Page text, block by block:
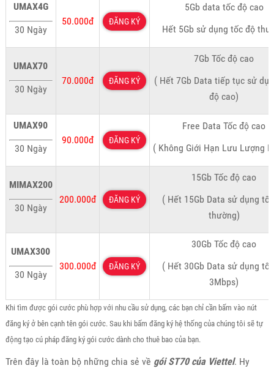
UMAX4G
30 Ngày
50.000đ ĐĂNG KÝ
5Gb data tốc độ cao
Hết 5Gb sử dụng tốc độ
UMAX70
30 Ngày
70.000đ ĐĂNG KÝ
7Gb Tốc độ cao
( Hết 7Gb Data tiếp tục sử
độ cao)
UMAX90
30 Ngày
90.000đ ĐĂNG KÝ
Free Data Tốc độ cao
( Không Giới Hạn Lưu Lượng
MIMAX200
30 Ngày
200.000đ ĐĂNG KÝ
15Gb Tốc độ cao
( Hết 15Gb Data sử dụng
thường)
UMAX300
30 Ngày
300.000đ ĐĂNG KÝ
30Gb Tốc độ cao
( Hết 30Gb Data sử dụng
3Mbps)
Khi tìm được gói cước phù hợp với nhu cầu sử dụng, các bạn chỉ cần bấm vào nút
đăng ký ở bên cạnh tên gói cước. Sau khi bấm đăng ký hệ thống của chúng tôi sẽ tự
động tạo cú pháp đăng ký gói cước dành cho thuê bao của bạn.
Trên đây là toàn bộ những chia sẻ về gói ST70 của Viettel. Hy